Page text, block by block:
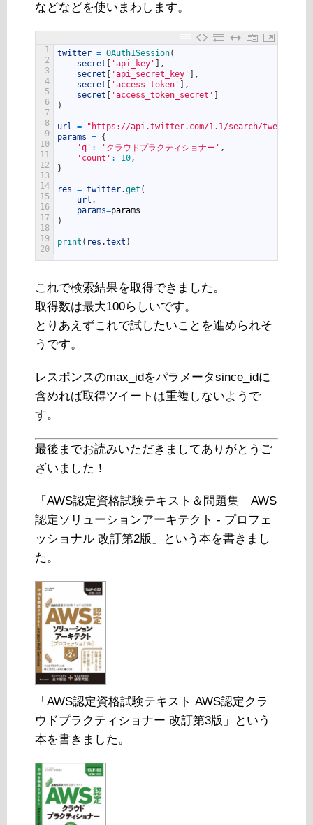
などなどを使いまわします。
1
2
3
4
5
6
7
8
9
10
11
12
13
14
15
16
17
18
19
20
twitter = OAuth1Session(
secret
'api_key'
,
secret
'api_secret_key'
,
secret
'access_token'
,
secret
'access_token_secret'
)
url =
"https://api.twitter.com/1.1/search/
params = {
'q' : 'クラウドプラクティショナー' ,
'count' : 10,
}
res = twitter.get (
url ,
params=params
)
print ( res .text )
これで検索結果を取得できました。
取得数は最大100らしいです。
とりあえずこれで試したいことを進められそ
うです。
レスポンスのmax_idをパラメータsince_idに
含めれば取得ツイートは重複しないようで
す。
最後までお読みいただきましてありがとうご
ざいました！
「AWS認定資格試験テキスト＆問題集 AWS
認定ソリューションアーキテクト - プロフェ
ッショナル 改訂第2版」という本を書きまし
た。
「AWS認定資格試験テキスト AWS認定クラ
ウドプラクティショナー 改訂第3版」という
本を書きました。